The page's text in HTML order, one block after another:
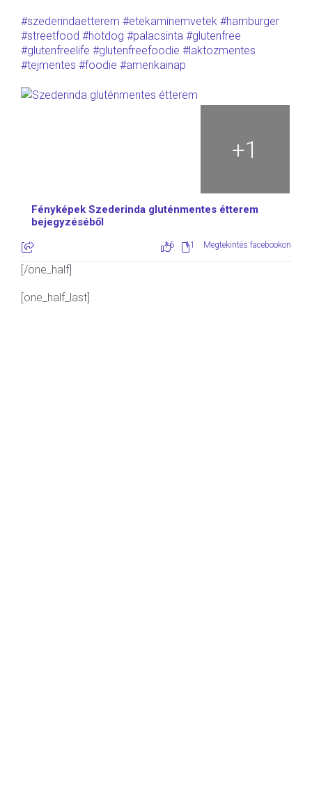
#szederindaetterem #etekaminemvetek #hamburger
#streetfood #hotdog #palacsinta #glutenfree
#glutenfreelife #glutenfreefoodie #laktozmentes
#tejmentes #foodie #amerikainap
+1
Fényképek Szederinda gluténmentes étterem
bejegyzéséből
16 11 Megtekintés facebookon
[/one_half]
[one_half_last]